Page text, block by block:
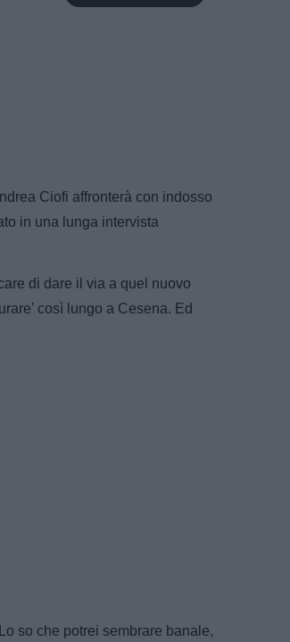
Ciofi affronterà con indosso
in una lunga intervista
di dare il via a quel nuovo
così lungo a Cesena. Ed
so che potrei sembrare banale,